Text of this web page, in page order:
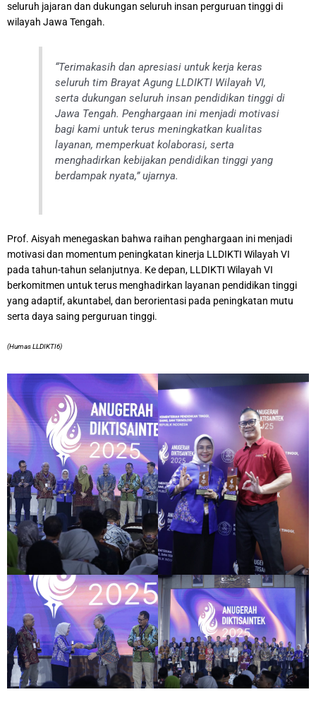
seluruh jajaran dan dukungan seluruh insan perguruan tinggi di
wilayah Jawa Tengah.
“Terimakasih dan apresiasi untuk kerja keras
seluruh tim Brayat Agung LLDIKTI Wilayah VI,
serta dukungan seluruh insan pendidikan tinggi di
Jawa Tengah. Penghargaan ini menjadi motivasi
bagi kami untuk terus meningkatkan kualitas
layanan, memperkuat kolaborasi, serta
menghadirkan kebijakan pendidikan tinggi yang
berdampak nyata,” ujarnya.
Prof. Aisyah menegaskan bahwa raihan penghargaan ini menjadi
motivasi dan momentum peningkatan kinerja LLDIKTI Wilayah VI
pada tahun-tahun selanjutnya. Ke depan, LLDIKTI Wilayah VI
berkomitmen untuk terus menghadirkan layanan pendidikan tinggi
yang adaptif, akuntabel, dan berorientasi pada peningkatan mutu
serta daya saing perguruan tinggi.
(Humas LLDIKTI6)